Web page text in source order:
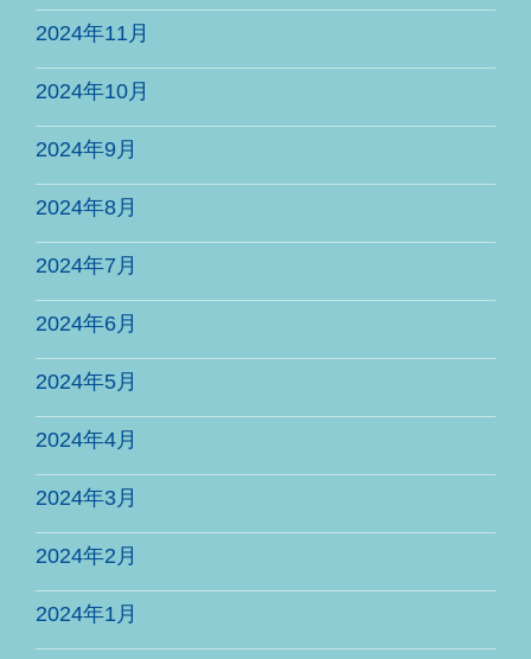
2024年11月
2024年10月
2024年9月
2024年8月
2024年7月
2024年6月
2024年5月
2024年4月
2024年3月
2024年2月
2024年1月